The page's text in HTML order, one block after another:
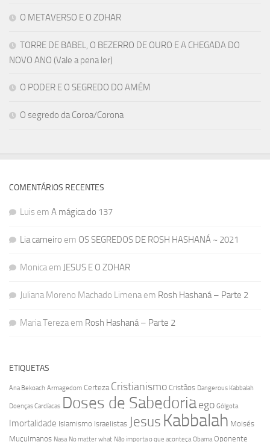
O METAVERSO E O ZOHAR
TORRE DE BABEL, O BEZERRO DE OURO E A CHEGADA DO
NOVO ANO (Vale a pena ler)
O PODER E O SEGREDO DO AMÉM
O segredo da Coroa/Corona
COMENTÁRIOS RECENTES
Luis em A mágica do 137
Lia carneiro em OS SEGREDOS DE ROSH HASHANÁ ~ 2021
Monica em JESUS E O ZOHAR
Juliana Moreno Machado Limena em Rosh Hashaná – Parte 2
Maria Tereza em Rosh Hashaná – Parte 2
ETIQUETAS
Ana Bekoach Armagedom Certeza Cristianismo Cristãos Dangerous Kabbalah
Doenças Cardíacas Doses de Sabedoriaego Gólgota
Imortalidade Islamismo Israelistas Jesus Kabbalah Moisés
Muçulmanos Nasa No matter what Não importa o que aconteça Obama Oponente